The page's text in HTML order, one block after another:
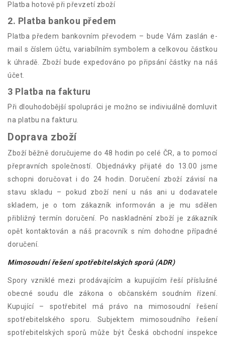
Platba hotově při převzetí zboží
2. Platba bankou předem
Platba předem bankovním převodem – bude Vám zaslán e-
mail s číslem účtu, variabílním symbolem a celkovou částkou
k úhradě. Zboží bude expedováno po připsání částky na náš
účet.
3 Platba na fakturu
Při dlouhodobější spolupráci je možno se indiviuálně domluvit
na platbu na fakturu.
Doprava zboží
Zboží běžně doručujeme do 48 hodin po celé ČR, a to pomocí
přepravních společností. Objednávky přijaté do 13.00 jsme
schopni doručovat i do 24 hodin. Doručení zboží závisí na
stavu skladu – pokud zboží není u nás ani u dodavatele
skladem, je o tom zákazník informován a je mu sdělen
přibližný termín doručení. Po naskladnění zboží je zákazník
opět kontaktován a náš pracovník s ním dohodne případné
doručení.
Mimosoudní řešení spotřebitelských sporů (ADR)
Spory vzniklé mezi prodávajícím a kupujícím řeší příslušné
obecné soudu dle zákona o občanském soudním řízení.
Kupující – spotřebitel má právo na mimosoudní řešení
spotřebitelského sporu. Subjektem mimosoudního řešení
spotřebitelských sporů může být Česká obchodní inspekce